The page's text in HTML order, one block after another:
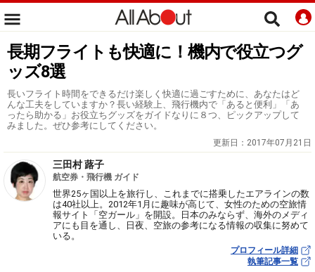
長期フライトも快適に！機内で役立つグ
ッズ8選
長いフライト時間をできるだけ楽しく快適に過ごすために、あなたはど
んな工夫をしていますか？長い経験上、飛行機内で「あると便利」「あ
ったら助かる」お役立ちグッズをガイドなりに８つ、ピックアップして
みました。ぜひ参考にしてください。
更新日： 2017年07月21日
三田村 蕗子
航空券・飛行機 ガイド
世界25ヶ国以上を旅行し、これまでに搭乗したエアラインの数
は40社以上。2012年1月に趣味が高じて、女性のための空旅情
報サイト「空ガール」を開設。日本のみならず、海外のメディ
アにも目を通し、日夜、空旅の参考になる情報の収集に努めて
いる。
プロフィール詳細
執筆記事一覧